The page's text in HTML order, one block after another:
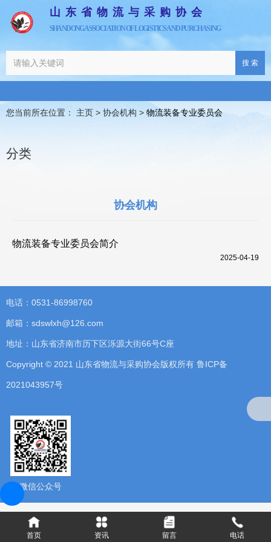
山东省物流与采购协会
SHANDONG ASSOCIATION OF LOGISTICS AND PURCHASING
搜 索
您当前所在位置： 主页 > 协会机构 > 物流装备专业委员会
分类
协会机构
物流装备专业委员会简介
2025-04-19
电话：0531-86998760
邮箱：sdswlxh@126.com
地址：山东省济南市历下区泺源大街66号C座
Copyright © 2021 山东省物流与采购协会版权所有 鲁ICP备
2021043957号
微信公众号
首页 资讯 留言 电话